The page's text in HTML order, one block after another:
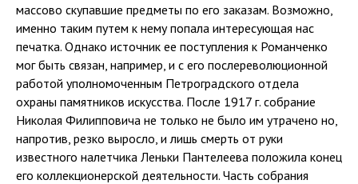
массово скупавшие предметы по его заказам. Возможно,
именно таким путем к нему попала интересующая нас
печатка. Однако источник ее поступления к Романченко
мог быть связан, например, и с его послереволюционной
работой уполномоченным Петроградского отдела
охраны памятников искусства. После 1917 г. собрание
Николая Филипповича не только не было им утрачено но,
напротив, резко выросло, и лишь смерть от руки
известного налетчика Леньки Пантелеева положила конец
его коллекционерской деятельности. Часть собрания